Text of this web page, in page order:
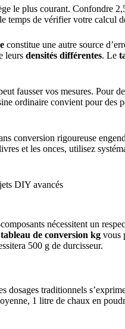
le plus courant. Confondre
temps de vérifier votre calcul
constitue une autre source
leurs densités différentes. Le
fausser vos mesures. Pour
ordinaire convient pour des
conversion rigoureuse
et les onces, utilisez
DIY avancés
nécessitent un
tableau de conversion kg vous
500 g de durcisseur.
dosages traditionnels
1 litre de chaux en